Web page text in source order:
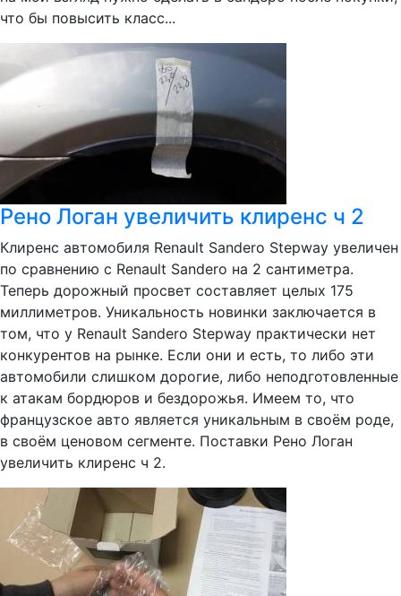
что бы повысить класс...
Рено Логан увеличить клиренс ч 2
Клиренс автомобиля Renault Sandero Stepway увеличен
по сравнению с Renault Sandero на 2 сантиметра.
Теперь дорожный просвет составляет целых 175
миллиметров. Уникальность новинки заключается в
том, что у Renault Sandero Stepway практически нет
конкурентов на рынке. Если они и есть, то либо эти
автомобили слишком дорогие, либо неподготовленные
к атакам бордюров и бездорожья. Имеем то, что
французское авто является уникальным в своём роде,
в своём ценовом сегменте. Поставки Рено Логан
увеличить клиренс ч 2.